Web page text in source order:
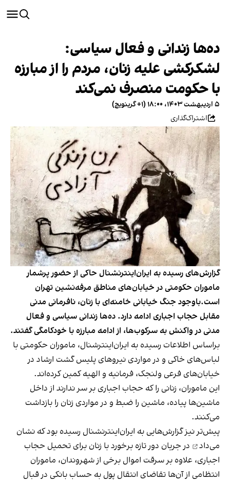
ده‌ها زندانی و فعال سیاسی:
لشکرکشی علیه زنان، مردم را از مبارزه
با حکومت منصرف نمی‌کند
۵ اردیبهشت ۱۴۰۳، ۱۸:۰۰ (‎+۱ گرینویچ)
اشتراک‌گذاری
گزارش‌های رسیده به ایران‌اینترنشنال حاکی از حضور پرشمار
ماموران حکومتی در خیابان‌های مناطق مرفه‌نشین تهران
است.باوجود جنگ خیابانی خامنه‌ای با زنان، نافرمانی مدنی
مقابل حجاب اجباری ادامه دارد. ده‌ها زندانی سیاسی و فعال
مدنی در واکنش به سرکوب‌ها، از ادامه مبارزه با خودکامگی گفتند.
براساس اطلاعات رسیده به ایران‌اینترشنال، ماموران حکومتی با
لباس‌های خاکی و در مواردی نیروهای پلیس گشت ارشاد در
خیابان‌های فرعی ولنجک، ‌فرمانیه و الهیه کمین کرده‌اند.
این ماموران، زنانی را که حجاب اجباری بر سر ندارند از داخل
ماشین‌ها پیاده، ماشین را ضبط و در مواردی زنان را بازداشت
می‌کنند.
پیش‌تر نیز گزارش‌هایی به ایران‌اینترنشنال رسیده بود که نشان
می‌داد
در جریان دور تازه برخورد با زنان برای تحمیل حجاب
اجباری، علاوه بر سرقت اموال برخی از شهروندان، ماموران
انتظامی از آن‌ها تقاضای انتقال پول به حساب بانکی در قبال